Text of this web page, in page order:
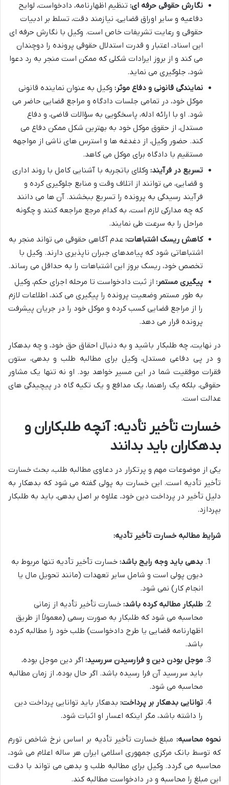
نگارش حقوقی حرفه ای: تنظیم اظهارنامه، دادخواست، لوایح
دفاعیه و سایر اوراق قضایی، نیازمند دقت، تسلط بر ادبیات
حقوقی و رعایت تشریفات خاص است. وکیل با نگارش حرفه ای
این اسناد، اعتبار و قدرت استدلال حقوقی پرونده را دوچندان
می کند و از بروز ایرادات شکلی که ممکن است منجر به رد دعوا
شود، جلوگیری می نماید.
نمایندگی قانونی و دفاع موثر: وکیل به عنوان نماینده قانونی
موکل خود، در تمامی جلسات دادگاه و مراجع قضایی حاضر می
شود. او با ارائه ادله، پاسخگویی به سؤالات قاضی، و دفاع
مستدل، از حقوق موکل خود به بهترین شکل ممکن دفاع می
کند. حضور وکیل، از دغدغه ها و استرس های ناشی از مواجهه
مستقیم با دادگاه برای موکل می کاهد.
تسریع در فرآیند: وکلای باتجربه با آشنایی کامل با روند اداری
و قضایی، می توانند از اتلاف وقت و منابع جلوگیری کرده و
فرآیند رسیدگی به پرونده را تسریع ببخشند. آن ها می دانند
که چه مدارکی لازم است، به کدام مرجع مراجعه کنند و چگونه
مراحل را به سرعت طی نمایند.
کاهش ریسک اشتباهات: عدم آگاهی حقوقی می تواند منجر به
اشتباهاتی شود که پیامدهای جبران ناپذیری دارند. وکیل با
تخصص خود، ریسک بروز این اشتباهات را به حداقل می رساند.
پیگیری مستمر: از ثبت دادخواست تا مرحله اجرای حکم، وکیل
به طور مستمر وضعیت پرونده را پیگیری می کند، اطلاعات لازم
را از مراجع قضایی کسب کرده و موکل خود را در جریان پیشرفت
پرونده قرار می دهد.
در نهایت، چه طلبکار باشید و به دنبال احقاق حق خود، و چه بدهکار
و در پی دفاعی مستدل، وکیل برای مطالبه طلب و بدهی، ستون
فقرات موفقیت شما در این مسیر خواهد بود. او نه تنها یک مشاور
حقوقی، بلکه یک راهنما، یک مدافع و یک تکیه گاه در پیچیدگی های
عدالت است.
خسارت تأخیر تأدیه: آنچه طلبکاران و
بدهکاران باید بدانند
یکی از موضوعات مهم و پرتکرار در دعاوی مطالبه طلب، بحث خسارت
تأخیر تأدیه است. این خسارت به پولی گفته می شود که بدهکار به
دلیل تأخیر در پرداخت دین خود، علاوه بر اصل بدهی، باید به طلبکار
بپردازد.
شرایط مطالبه خسارت تأخیر تأدیه:
بدهی باید وجه رایج باشد: خسارت تأخیر تأدیه تنها مربوط به
دیون پولی است و شامل سایر تعهدات (مانند تحویل مال یا
انجام کار) نمی شود.
طلبکار مطالبه کرده باشد: خسارت تأخیر تأدیه از زمانی
محاسبه می شود که طلبکار به صورت رسمی (معمولاً از طریق
اظهارنامه قضایی یا طرح دادخواست) طلب خود را مطالبه کرده
باشد.
موجل بودن دین و فرارسیدن سررسید: اگر دین موجل بوده،
باید سررسید آن فرا رسیده باشد. اگر حال بوده، از زمان مطالبه
محاسبه می شود.
توانایی بدهکار بر پرداخت: بدهکار باید توانایی پرداخت دین
را داشته باشد، مگر اینکه اعسار او اثبات شود.
نحوه محاسبه: مبلغ خسارت تأخیر تأدیه بر اساس نرخ شاخص تورم
که توسط بانک مرکزی جمهوری اسلامی ایران هر ساله اعلام می شود،
محاسبه می گردد. وکیل برای مطالبه طلب و بدهی می تواند با دقت
این مبلغ را محاسبه و در دادخواست مطالبه کند.